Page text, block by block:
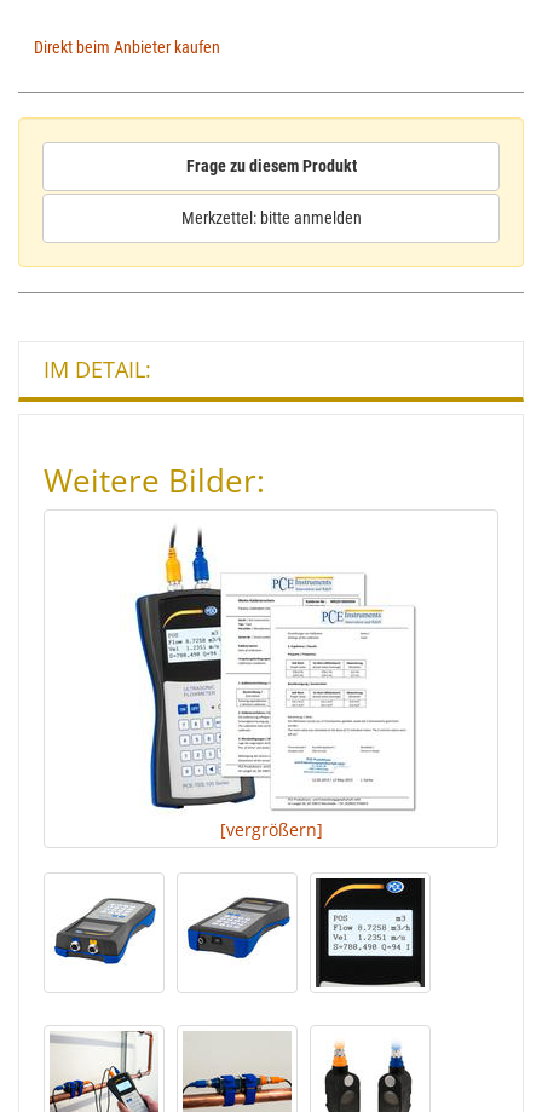
Direkt beim Anbieter kaufen
Frage zu diesem Produkt
Merkzettel: bitte anmelden
IM DETAIL:
Weitere Bilder:
[vergrößern]